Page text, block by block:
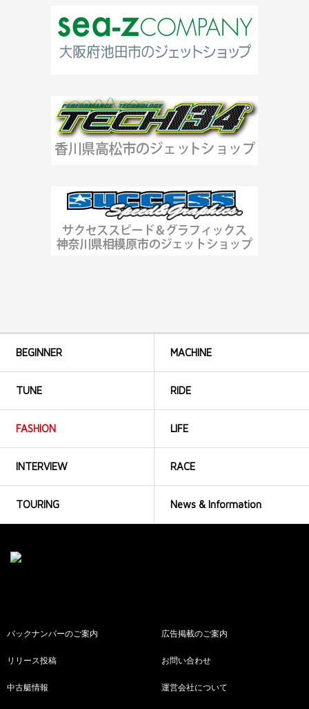
BEGINNER MACHINE
TUNE RIDE
FASHION LIFE
INTERVIEW RACE
TOURING News & Information
バックナンバーのご案内 広告掲載のご案内
リリース投稿 お問い合わせ
中古艇情報 運営会社について